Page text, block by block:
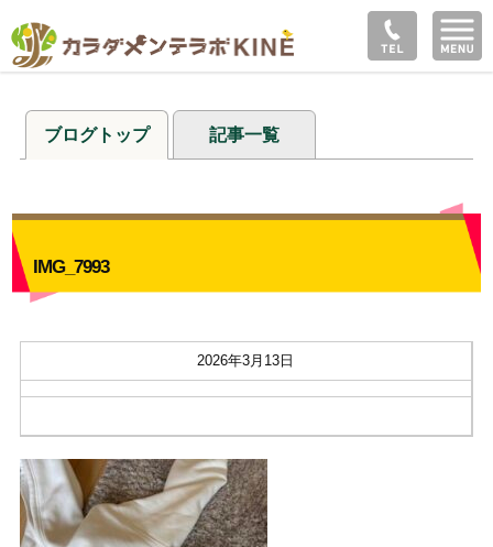
ブログトップ 記事一覧
IMG_7993
2026年3月13日